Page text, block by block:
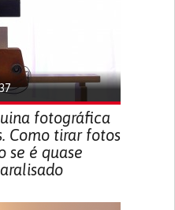
fotográfica
Como tirar fotos
se é quase